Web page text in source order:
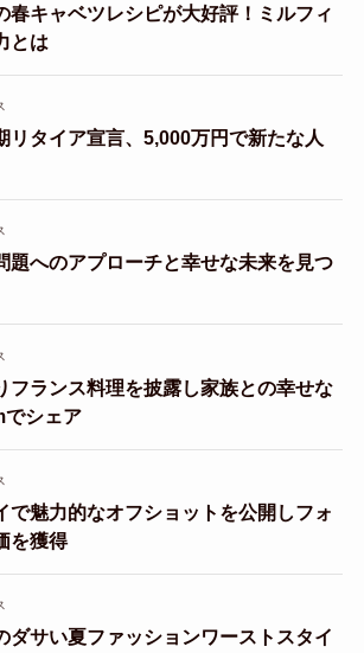
春キャベツレシピが大好評！ミルフィ
とは
リタイア宣言、5,000万円で新たな人
題へのアプローチと幸せな未来を見つ
フランス料理を披露し家族との幸せな
でシェア
で魅力的なオフショットを公開しフォ
を獲得
ダサい夏ファッションワーストスタイ